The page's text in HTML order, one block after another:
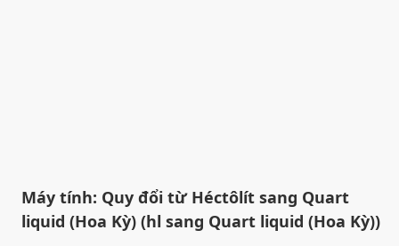
Máy tính: Quy đổi từ Héctôlít sang Quart
liquid (Hoa Kỳ) (hl sang Quart liquid (Hoa Kỳ))